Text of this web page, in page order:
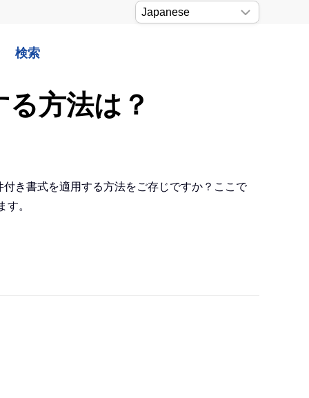
検索
方法は？
き書式を適用する方法をご存じですか？ここで
。